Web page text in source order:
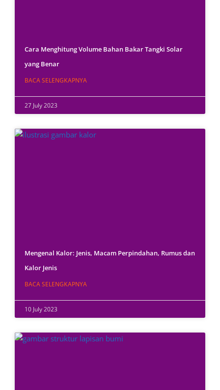
Cara Menghitung Volume Bahan Bakar Tangki Solar
yang Benar
BACA SELENGKAPNYA
27 July 2023
Mengenal Kalor: Jenis, Macam Perpindahan, Rumus dan
Kalor Jenis
BACA SELENGKAPNYA
10 July 2023